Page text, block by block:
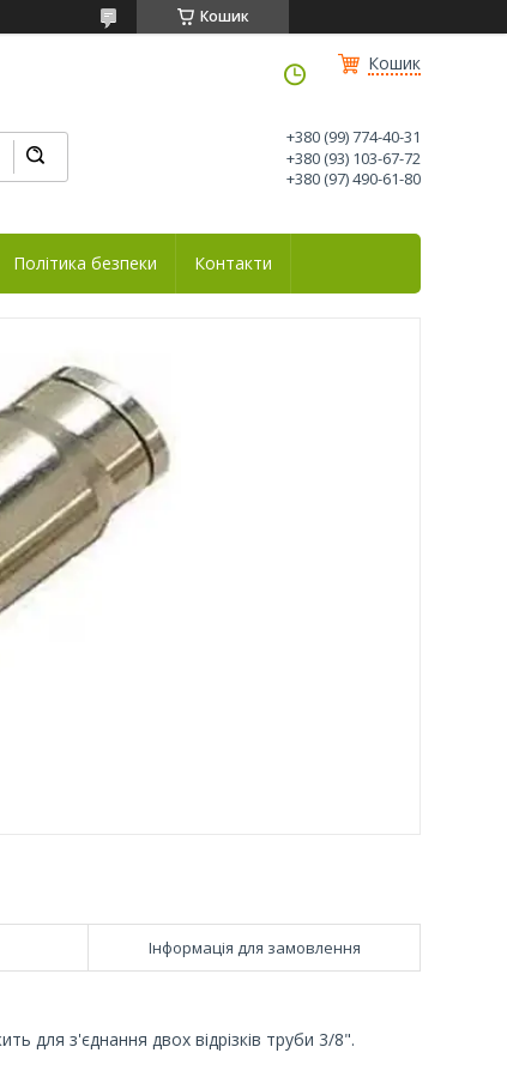
Кошик
Кошик
+380 (99) 774-40-31
+380 (93) 103-67-72
+380 (97) 490-61-80
Політика безпеки Контакти
Інформація для замовлення
для з'єднання двох відрізків труби 3/8".